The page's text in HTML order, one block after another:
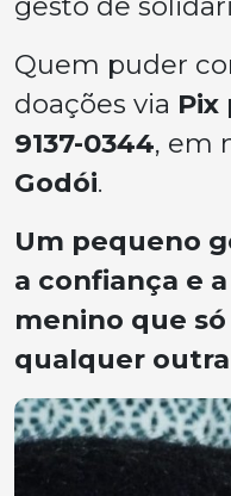
Quem puder
doações via Pix
9137-0344, em
Godói.
Um pequeno
a confiança e
menino que
qualquer